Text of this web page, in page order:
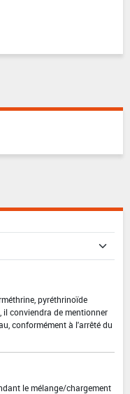
pyréthrinoïde
il conviendra de mentionner
conformément à l'arrêté du
le mélange/chargement